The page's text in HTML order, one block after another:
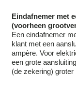
Eindafnemer met
(voorheen
Een eindafnemer
klant met een
ampère. Voor
een grote
(de zekering)